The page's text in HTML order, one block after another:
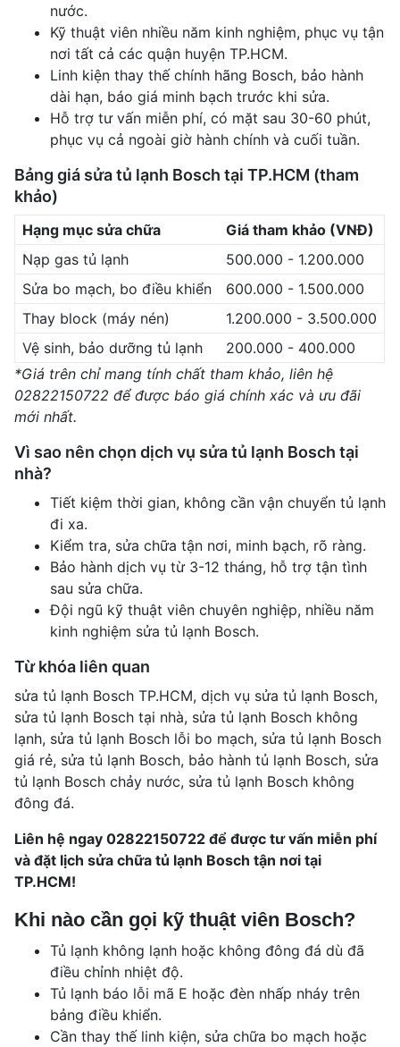
nước.
Kỹ thuật viên nhiều năm kinh nghiệm, phục vụ tận
nơi tất cả các quận huyện TP.HCM.
Linh kiện thay thế chính hãng Bosch, bảo hành
dài hạn, báo giá minh bạch trước khi sửa.
Hỗ trợ tư vấn miễn phí, có mặt sau 30-60 phút,
phục vụ cả ngoài giờ hành chính và cuối tuần.
Bảng giá sửa tủ lạnh Bosch tại TP.HCM (tham
khảo)
Hạng mục sửa chữa
Giá tham khảo (VNĐ)
Nạp gas tủ lạnh
500.000 - 1.200.000
Sửa bo mạch, bo điều khiển
600.000 - 1.500.000
Thay block (máy nén)
1.200.000 - 3.500.000
Vệ sinh, bảo dưỡng tủ lạnh
200.000 - 400.000
*Giá trên chỉ mang tính chất tham khảo, liên hệ
02822150722 để được báo giá chính xác và ưu đãi
mới nhất.
Vì sao nên chọn dịch vụ sửa tủ lạnh Bosch tại
nhà?
Tiết kiệm thời gian, không cần vận chuyển tủ lạnh
đi xa.
Kiểm tra, sửa chữa tận nơi, minh bạch, rõ ràng.
Bảo hành dịch vụ từ 3-12 tháng, hỗ trợ tận tình
sau sửa chữa.
Đội ngũ kỹ thuật viên chuyên nghiệp, nhiều năm
kinh nghiệm sửa tủ lạnh Bosch.
Từ khóa liên quan
sửa tủ lạnh Bosch TP.HCM, dịch vụ sửa tủ lạnh Bosch,
sửa tủ lạnh Bosch tại nhà, sửa tủ lạnh Bosch không
lạnh, sửa tủ lạnh Bosch lỗi bo mạch, sửa tủ lạnh Bosch
giá rẻ, sửa tủ lạnh Bosch, bảo hành tủ lạnh Bosch, sửa
tủ lạnh Bosch chảy nước, sửa tủ lạnh Bosch không
đông đá.
Liên hệ ngay 02822150722 để được tư vấn miễn phí
và đặt lịch sửa chữa tủ lạnh Bosch tận nơi tại
TP.HCM!
Khi nào cần gọi kỹ thuật viên Bosch?
Tủ lạnh không lạnh hoặc không đông đá dù đã
điều chỉnh nhiệt độ.
Tủ lạnh báo lỗi mã E hoặc đèn nhấp nháy trên
bảng điều khiển.
Cần thay thế linh kiện, sửa chữa bo mạch hoặc